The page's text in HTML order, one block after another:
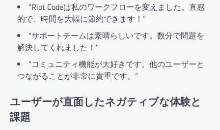
“Riot Codeは私のワークフローを変えました。直感
的で、時間を大幅に節約できます！”
“サポートチームは素晴らしいです。数分で問題を
解決してくれました！”
“コミュニティ機能が大好きです。他のユーザーと
つながることが非常に貴重です。”
ユーザーが直面したネガティブな体験と
課題